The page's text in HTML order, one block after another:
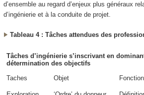
d’ensemble au regard d’enjeux plus généraux
d’ingénierie et à la conduite de projet.
Tableau 4 : Tâches attendues des
Tâches d’ingénierie s’inscrivant en
détermination des objectifs
Taches
Objet Fonction